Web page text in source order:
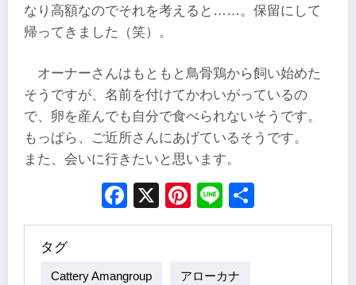
なり高額なのでそれを考えると……。保留にして
帰ってきました（笑）。
オーナーさんはもともと鳥骨鶏から飼い始めた
そうですが、名前を付けてかわいがっているの
で、卵を産んでも自分で食べられないそうです。
もっぱら、ご近所さんにあげているそうです。
また、会いに行きたいと思います。
Facebook
X Pinterest
Line
タグ
Cattery Amangroup アローカナ